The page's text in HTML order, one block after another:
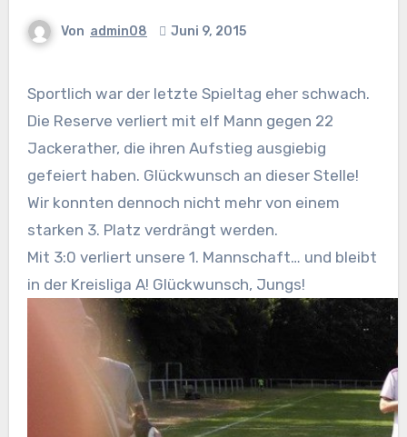
Von admin08 Juni 9, 2015
Sportlich war der letzte Spieltag eher schwach.
Die Reserve verliert mit elf Mann gegen 22
Jackerather, die ihren Aufstieg ausgiebig
gefeiert haben. Glückwunsch an dieser Stelle!
Wir konnten dennoch nicht mehr von einem
starken 3. Platz verdrängt werden.
Mit 3:0 verliert unsere 1. Mannschaft… und bleibt
in der Kreisliga A! Glückwunsch, Jungs!